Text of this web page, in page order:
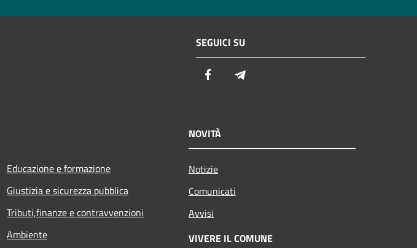
SEGUICI SU
Facebook
Educazione e formazione
Giustizia e sicurezza pubblica
Tributi,finanze e contravvenzioni
Ambiente
NOVITÀ
Notizie
Comunicati
Avvisi
VIVERE IL COMUNE